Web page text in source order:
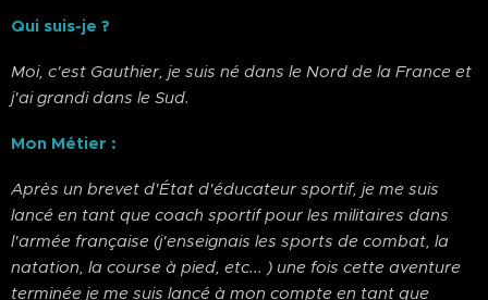
Qui suis-je ?
Moi, c'est Gauthier, je suis né dans le Nord de la France et
j'ai grandi dans le Sud.
Mon Métier :
Après un brevet d'État d'éducateur sportif, je me suis
lancé en tant que coach sportif pour les militaires dans
l'armée française (j'enseignais les sports de combat, la
natation, la course à pied, etc... ) une fois cette aventure
terminée je me suis lancé à mon compte en tant que